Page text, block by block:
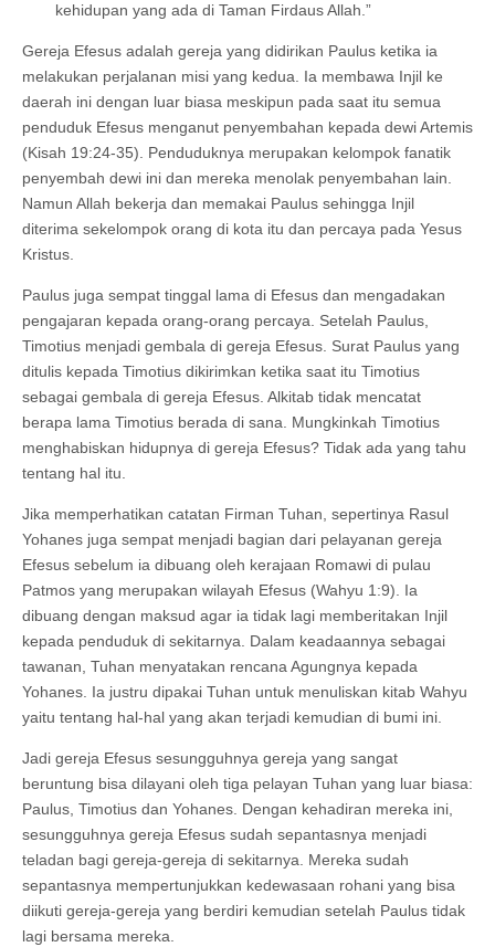
kehidupan yang ada di Taman Firdaus Allah.”
Gereja Efesus adalah gereja yang didirikan Paulus ketika ia
melakukan perjalanan misi yang kedua. Ia membawa Injil ke
daerah ini dengan luar biasa meskipun pada saat itu semua
penduduk Efesus menganut penyembahan kepada dewi Artemis
(Kisah 19:24-35). Penduduknya merupakan kelompok fanatik
penyembah dewi ini dan mereka menolak penyembahan lain.
Namun Allah bekerja dan memakai Paulus sehingga Injil
diterima sekelompok orang di kota itu dan percaya pada Yesus
Kristus.
Paulus juga sempat tinggal lama di Efesus dan mengadakan
pengajaran kepada orang-orang percaya. Setelah Paulus,
Timotius menjadi gembala di gereja Efesus. Surat Paulus yang
ditulis kepada Timotius dikirimkan ketika saat itu Timotius
sebagai gembala di gereja Efesus. Alkitab tidak mencatat
berapa lama Timotius berada di sana. Mungkinkah Timotius
menghabiskan hidupnya di gereja Efesus? Tidak ada yang tahu
tentang hal itu.
Jika memperhatikan catatan Firman Tuhan, sepertinya Rasul
Yohanes juga sempat menjadi bagian dari pelayanan gereja
Efesus sebelum ia dibuang oleh kerajaan Romawi di pulau
Patmos yang merupakan wilayah Efesus (Wahyu 1:9). Ia
dibuang dengan maksud agar ia tidak lagi memberitakan Injil
kepada penduduk di sekitarnya. Dalam keadaannya sebagai
tawanan, Tuhan menyatakan rencana Agungnya kepada
Yohanes. Ia justru dipakai Tuhan untuk menuliskan kitab Wahyu
yaitu tentang hal-hal yang akan terjadi kemudian di bumi ini.
Jadi gereja Efesus sesungguhnya gereja yang sangat
beruntung bisa dilayani oleh tiga pelayan Tuhan yang luar biasa:
Paulus, Timotius dan Yohanes. Dengan kehadiran mereka ini,
sesungguhnya gereja Efesus sudah sepantasnya menjadi
teladan bagi gereja-gereja di sekitarnya. Mereka sudah
sepantasnya mempertunjukkan kedewasaan rohani yang bisa
diikuti gereja-gereja yang berdiri kemudian setelah Paulus tidak
lagi bersama mereka.